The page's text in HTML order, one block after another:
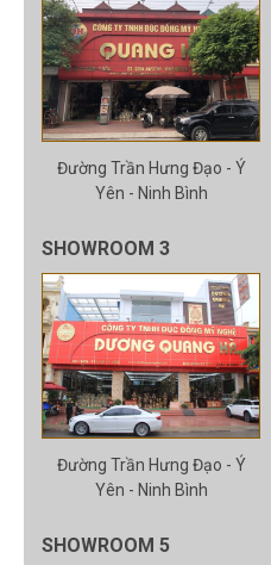
Đường Trần Hưng Đạo - Ý
Yên - Ninh Bình
SHOWROOM 3
Đường Trần Hưng Đạo - Ý
Yên - Ninh Bình
SHOWROOM 5